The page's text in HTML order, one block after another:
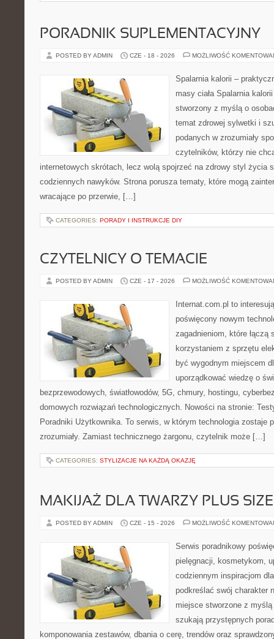
PORADNIK SUPLEMENTACYJNY
POSTED BY ADMIN CZE - 18 - 2026 MOŻLIWOŚĆ
Spalarnia kalorii –
masy ciała Spalarnia
stworzony z myślą o
temat zdrowej sylwetki i
podanych w zrozumiały
czytelników, którzy nie
internetowych skrótach, lecz wolą spojrzeć na zdrowy styl życia
codziennych nawyków. Strona porusza tematy, które mogą
wracające po przerwie, […]
CATEGORIES: PORADY I INSTRUKCJE DIY
CZYTELNICY O TEMACIE
POSTED BY ADMIN CZE - 17 - 2026 MOŻLIWOŚĆ
Internat.com.pl to
poświęcony nowym
zagadnieniom, które łączą
korzystaniem z sprzętu
być wygodnym miejscem
uporządkować wiedzę o
bezprzewodowych, światłowodów, 5G, chmury, hostingu,
domowych rozwiązań technologicznych. Nowości na stronie:
Poradniki Użytkownika. To serwis, w którym technologia zostaje
zrozumiały. Zamiast technicznego żargonu, czytelnik może […]
CATEGORIES: STYLIZACJE NA KAŻDĄ OKAZJĘ
MAKIJAŻ DLA TWARZY PLUS SIZE
POSTED BY ADMIN CZE - 15 - 2026 MOŻLIWOŚĆ
Serwis poradnikowy
pielęgnacji, kosmetykom,
codziennym inspiracjom
podkreślać swój charakter
miejsce stworzone z
szukają przystępnych
komponowania zestawów, dbania o cerę, trendów oraz